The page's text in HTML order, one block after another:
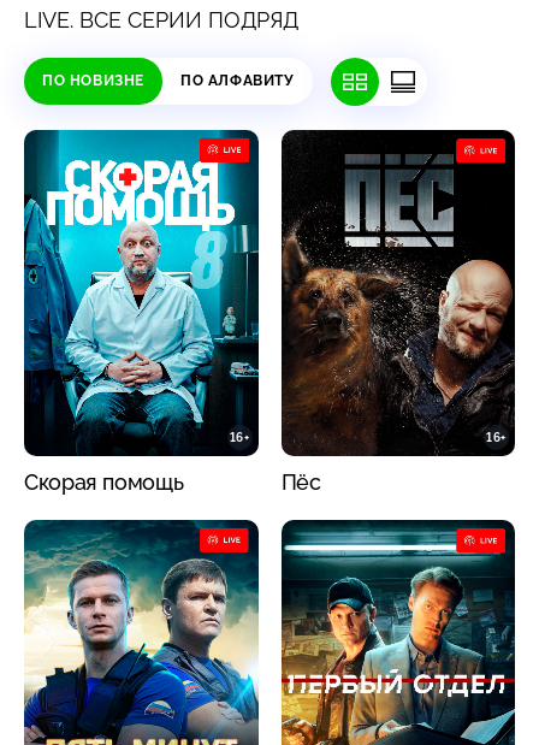
LIVE. ВСЕ СЕРИИ ПОДРЯД
ПО НОВИЗНЕ ПО АЛФАВИТУ
16+
Скорая помощь
16+
Пёс